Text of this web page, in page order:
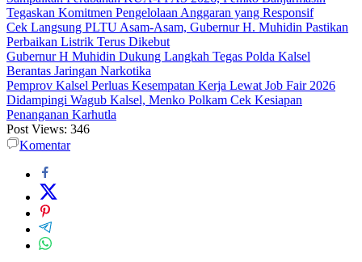
Tegaskan Komitmen Pengelolaan Anggaran yang Responsif
Cek Langsung PLTU Asam-Asam, Gubernur H. Muhidin Pastikan
Perbaikan Listrik Terus Dikebut
Gubernur H Muhidin Dukung Langkah Tegas Polda Kalsel
Berantas Jaringan Narkotika
Pemprov Kalsel Perluas Kesempatan Kerja Lewat Job Fair 2026
Didampingi Wagub Kalsel, Menko Polkam Cek Kesiapan
Penanganan Karhutla
Post Views: 346
Komentar